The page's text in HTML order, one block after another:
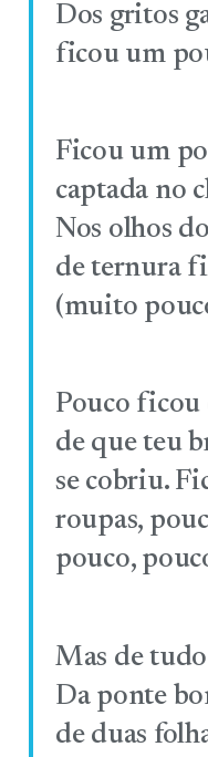
Dos gritos
ficou um
Ficou um
captada no
Nos olhos
de ternura
(muito
Pouco ficou
de que teu
se cobriu.
roupas,
pouco,
Mas de
Da ponte
de duas